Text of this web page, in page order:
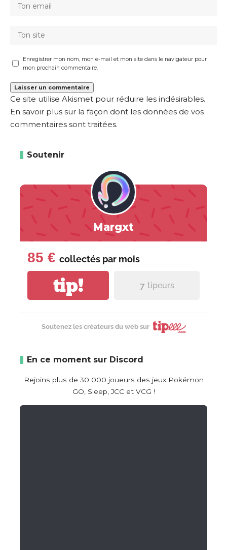
Enregistrer mon nom, mon e-mail et mon site dans le navigateur pour
mon prochain commentaire.
Ce site utilise Akismet pour réduire les indésirables.
En savoir plus sur la façon dont les données de vos
commentaires sont traitées.
Soutenir
Margxt
85 € collectés par mois
tip! 7 tipeurs
Soutenez les créateurs du web sur
En ce moment sur Discord
Rejoins plus de 30 000 joueurs des jeux Pokémon
GO, Sleep, JCC et VCG !